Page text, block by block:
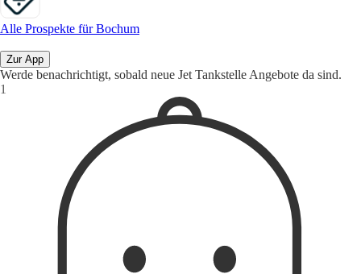
Alle Prospekte für Bochum
Zur App
Werde benachrichtigt, sobald neue Jet Tankstelle Angebote da sind.